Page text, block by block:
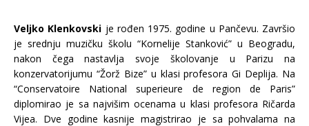
Veljko Klenkovski je rođen 1975. godine u Pančevu. Završio
je srednju muzičku školu “Kornelije Stanković” u Beogradu,
nakon čega nastavlja svoje školovanje u Parizu na
konzervatorijumu “Žorž Bize” u klasi profesora Gi Deplija. Na
“Conservatoire National superieure de region de Paris”
diplomirao je sa najvišim ocenama u klasi profesora Ričarda
Vijea. Dve godine kasnije magistrirao je sa pohvalama na